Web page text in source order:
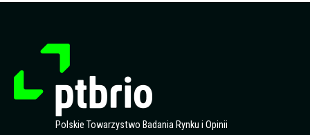
Polskie Towarzystwo Badania Rynku i Opinii